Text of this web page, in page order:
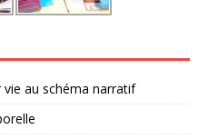
au schéma narratif